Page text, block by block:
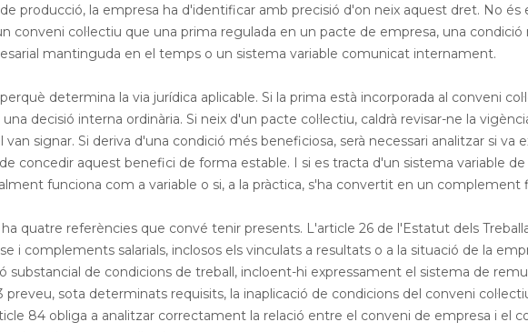
producció, la empresa ha d'identificar amb precisió d'on neix aquest dret. No és
conveni col·lectiu que una prima regulada en un pacte de empresa, una condició
mantinguda en el temps o un sistema variable comunicat internament.
determina la via jurídica aplicable. Si la prima està incorporada al conveni
decisió interna ordinària. Si neix d'un pacte col·lectiu, caldrà revisar-ne la
signar. Si deriva d'una condició més beneficiosa, serà necessari analitzar si va
concedir aquest benefici de forma estable. I si es tracta d'un sistema variable
funciona com a variable o si, a la pràctica, s'ha convertit en un complement
quatre referències que convé tenir presents. L'article 26 de l'Estatut dels
i complements salarials, inclosos els vinculats a resultats o a la situació de la
substancial de condicions de treball, incloent-hi expressament el sistema de
preveu, sota determinats requisits, la inaplicació de condicions del conveni
84 obliga a analitzar correctament la relació entre el conveni de empresa i el